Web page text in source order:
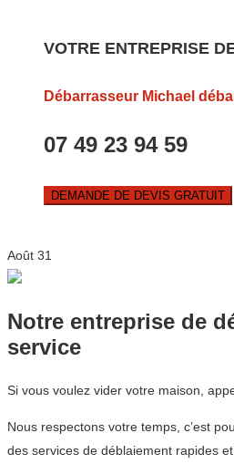
VOTRE ENTREPRISE
Débarrasseur Michael
07 49 23 94 59
DEMANDE DE DEVIS GRATUIT
Août 31
Notre entreprise de
service
Si vous voulez vider votre maison,
Nous respectons votre temps, c’est
des services de déblaiement rapides